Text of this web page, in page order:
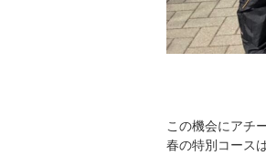
この機会にアチ
春の特別コース